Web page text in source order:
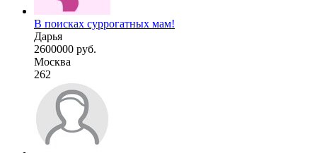
В поисках суррогатных мам!
Дарья
2600000 руб.
Москва
262